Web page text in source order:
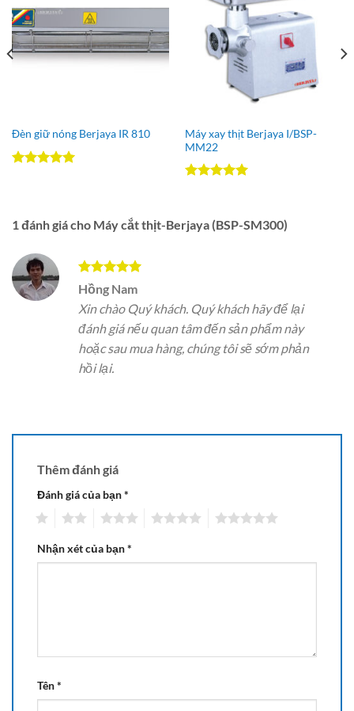
Wishlist
Đèn giữ nóng Berjaya IR 810
Máy xay thịt Berjaya I/BSP-
MM22
1 đánh giá cho Máy cắt thịt-Berjaya (BSP-SM300)
Được xếp
hạng 5 5
sao
Hồng Nam
Xin chào Quý khách. Quý khách hãy để lại
đánh giá nếu quan tâm đến sản phẩm này
hoặc sau mua hàng, chúng tôi sẽ sớm phản
hồi lại.
Thêm đánh giá
Đánh giá của bạn*
Nhận xét của bạn*
Tên*